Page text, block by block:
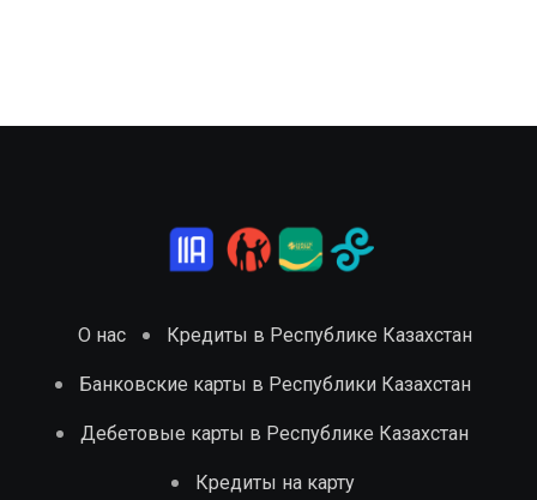
О нас Кредиты в Республике Казахстан
Банковские карты в Республики Казахстан
Дебетовые карты в Республике Казахстан
Кредиты на карту